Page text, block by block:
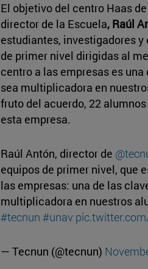
El objetivo del centro Haas
director de la Escuela, Raúl
estudiantes, investigadores
de primer nivel dirigidas al
centro a las empresas es
sea multiplicadora en
fruto del acuerdo, 22
esta empresa.
Raúl Antón, director de
equipos de primer nivel, que
las empresas: una de las
multiplicadora en nuestros
#tecnun #unav
— Tecnun (@tecnun)